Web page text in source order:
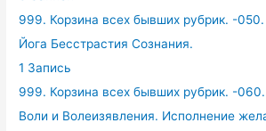
999. Корзина всех бывших рубрик. -050.
Йога Бесстрастия Сознания.
1 Запись
999. Корзина всех бывших рубрик. -
Воли и Волеизявления. Исполнение